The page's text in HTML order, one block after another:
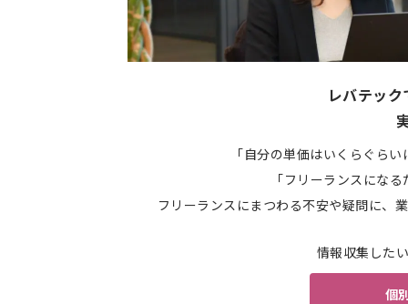
レバテッ
「自分の単価はいくらぐら
「フリーランスにな
フリーランスにまつわる不安や疑問に、
情報収集した
個